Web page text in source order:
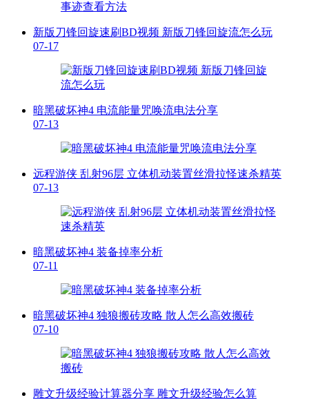
新版刀锋回旋速刷BD视频 新版刀锋回旋流怎么玩
07-17
暗黑破坏神4 电流能量咒唤流电法分享
07-13
远程游侠 乱射96层 立体机动装置丝滑拉怪速杀精英
07-13
暗黑破坏神4 装备掉率分析
07-11
暗黑破坏神4 独狼搬砖攻略 散人怎么高效搬砖
07-10
雕文升级经验计算器分享 雕文升级经验怎么算